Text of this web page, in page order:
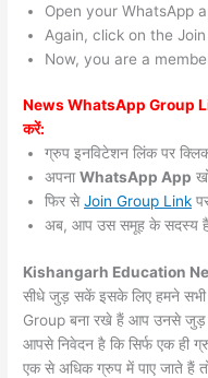
Open your WhatsApp
Again, click on the
Now, you are a
News WhatsApp Group
करें:
ग्रुप इनविटेशन लिंक पर
अपनाWhatsApp App
फिर सेJoin Group Link
अब, आप उस समूह के सदस्य
Kishangarh Education
सीधे जुड़ सकें इसके लिए हमने
Group बना रखे हैं आप उनसे
आपसे निवेदन है कि सिर्फ एक
एक से अधिक ग्रुप में पाए जाते हैं तो